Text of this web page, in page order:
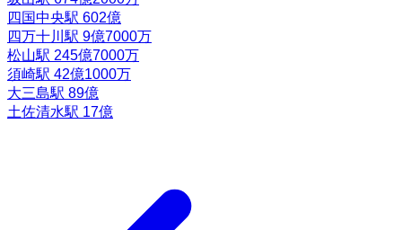
四国中央駅 602億
四万十川駅 9億7000万
松山駅 245億7000万
須崎駅 42億1000万
大三島駅 89億
土佐清水駅 17億